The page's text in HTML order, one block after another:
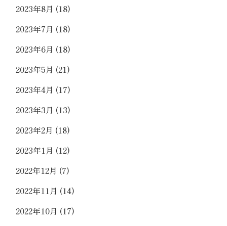
2023年8月 (18)
2023年7月 (18)
2023年6月 (18)
2023年5月 (21)
2023年4月 (17)
2023年3月 (13)
2023年2月 (18)
2023年1月 (12)
2022年12月 (7)
2022年11月 (14)
2022年10月 (17)